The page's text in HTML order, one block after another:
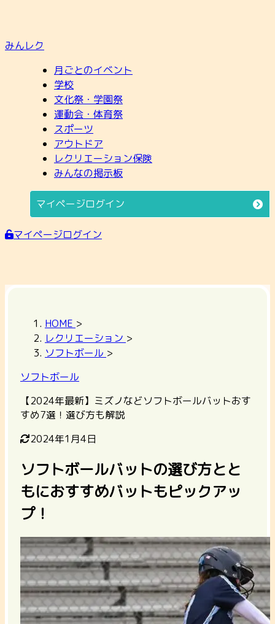
みんレク
月ごとのイベント
学校
文化祭・学園祭
運動会・体育祭
スポーツ
アウトドア
レクリエーション保険
みんなの掲示板
マイページログイン
マイページログイン
HOME >
レクリエーション >
ソフトボール >
ソフトボール
【2024年最新】ミズノなどソフトボールバットおす
すめ7選！選び方も解説
2024年1月4日
ソフトボールバットの選び方とと
もにおすすめバットもピックアッ
プ！